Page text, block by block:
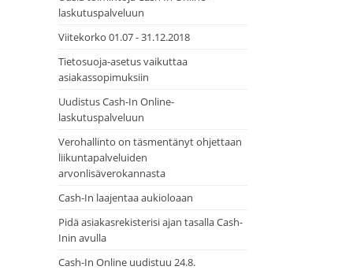
laskutuspalveluun
Viitekorko 01.07 - 31.12.2018
Tietosuoja-asetus vaikuttaa
asiakassopimuksiin
Uudistus Cash-In Online-
laskutuspalveluun
Verohallinto on täsmentänyt ohjettaan
liikuntapalveluiden
arvonlisäverokannasta
Cash-In laajentaa aukioloaan
Pidä asiakasrekisterisi ajan tasalla Cash-
Inin avulla
Cash-In Online uudistuu 24.8.